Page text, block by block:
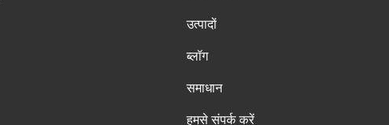
उत्पादों
ब्लॉग
समाधान
हमसे संपर्क करें